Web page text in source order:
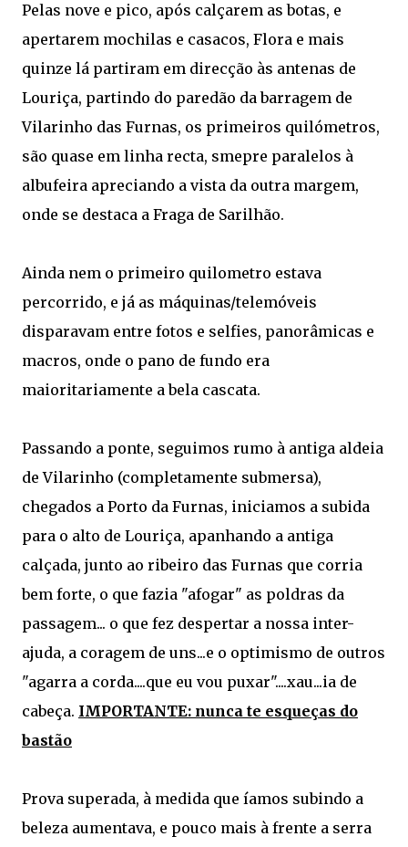
Pelas nove e pico, após calçarem as botas, e
apertarem mochilas e casacos, Flora e mais
quinze lá partiram em direcção às antenas de
Louriça, partindo do paredão da barragem de
Vilarinho das Furnas, os primeiros quilómetros,
são quase em linha recta, smepre paralelos à
albufeira apreciando a vista da outra margem,
onde se destaca a Fraga de Sarilhão.
Ainda nem o primeiro quilometro estava
percorrido, e já as máquinas/telemóveis
disparavam entre fotos e selfies, panorâmicas e
macros, onde o pano de fundo era
maioritariamente a bela cascata.
Passando a ponte, seguimos rumo à antiga aldeia
de Vilarinho (completamente submersa),
chegados a Porto da Furnas, iniciamos a subida
para o alto de Louriça, apanhando a antiga
calçada, junto ao ribeiro das Furnas que corria
bem forte, o que fazia "afogar" as poldras da
passagem... o que fez despertar a nossa inter-
ajuda, a coragem de uns...e o optimismo de outros
"agarra a corda....que eu vou puxar"....xau...ia de
cabeça. IMPORTANTE: nunca te esqueças do
bastão
Prova superada, à medida que íamos subindo a
beleza aumentava, e pouco mais à frente a serra